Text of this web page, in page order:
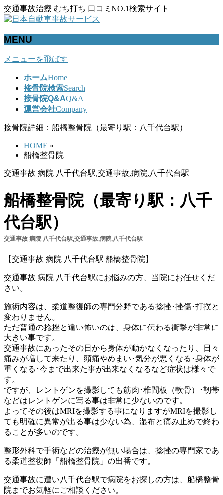
交通事故治療 むち打ち 口コミNO.1検索サイト
MENU
メニューを飛ばす
ホームHome
接骨院検索Search
接骨院Q&AQ&A
運営会社Company
接骨院詳細：船橋整骨院（最寄り駅：八千代台駅）
HOME »
船橋整骨院
交通事故 病院 八千代台駅,交通事故,病院,八千代台駅
船橋整骨院（最寄り駅：八千
代台駅）
交通事故 病院 八千代台駅,交通事故,病院,八千代台駅
【交通事故 病院 八千代台駅 船橋整骨院】
交通事故 病院 八千代台駅にお悩みの方、当院にお任せくだ
さい。
施術内容は、柔道整復師の専門分野である捻挫･挫傷･打撲と
変わりません。
ただ普通の捻挫と違い怖いのは、身体に伝わる衝撃が非常に
大きい事です。
交通事故にあったその日から身体が動かなくなったり、日々
痛みが増して来たり、頭痛やめまい･気分が悪くなる･身体が
重くなる･今まで出来た事が出来なくなるなど症状は様々で
す。
ですが、レントゲンを撮影しても筋肉･椎間板（軟骨）･靭帯
などはレントゲンに写る事は非常に少ないのです。
よってその後はMRIを撮影する事になりますがMRIを撮影し
ても明確に異常が出る事は少ない為、湿布と痛み止めで終わ
ることが多いのです。
整形外科で手術などの治療が無い場合は、捻挫の専門家であ
る柔道整復師「船橋整骨院」の出番です。
交通事故に遭い八千代台駅で病院をお探しの方は、船橋整骨
院までお気軽にご相談ください。